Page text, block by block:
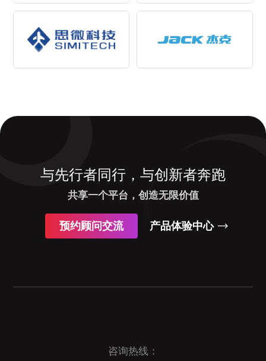
与先行者同行，与创新者奔跑
共享一个平台，创造无限价值
预约顾问交流 产品体验中心
咨询热线：